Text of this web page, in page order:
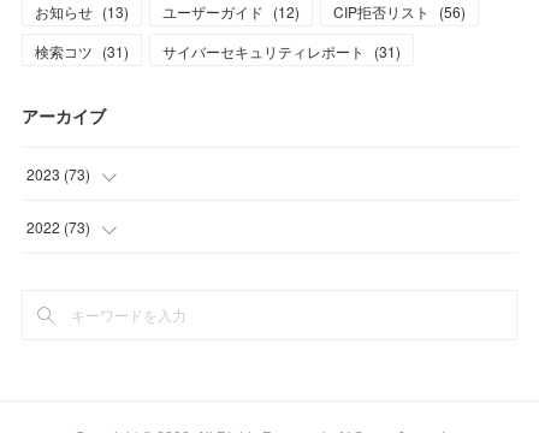
お知らせ (13) ユーザーガイド (12) CIP拒否リスト (56)
検索コツ (31) サイバーセキュリティレポート (31)
アーカイブ
2023 (73)
(1
(
(9
2022 (73)
(